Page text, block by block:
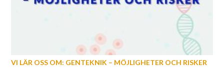
VI LÄR OSS OM: GENTEKNIK – MÖJLIGHETER OCH RISKER